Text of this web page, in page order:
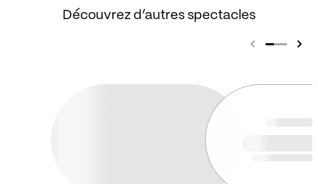
Comment déposer ses œuvres et
Quelles sont les aides proposées par la
SACEM à ses membres et aux
organisateurs de spectacles et
Quelles sont les obligations des
organisateurs de spectacles vis-à-vis
Découvrez d’autres spectacles